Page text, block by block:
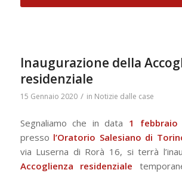
Inaugurazione della
residenziale
15 Gennaio 2020 / in Notizie dalle case
Segnaliamo che in data 1 febbraio
presso l’Oratorio Salesiano di
via Luserna di Rorà 16, si terrà
Accoglienza residenziale